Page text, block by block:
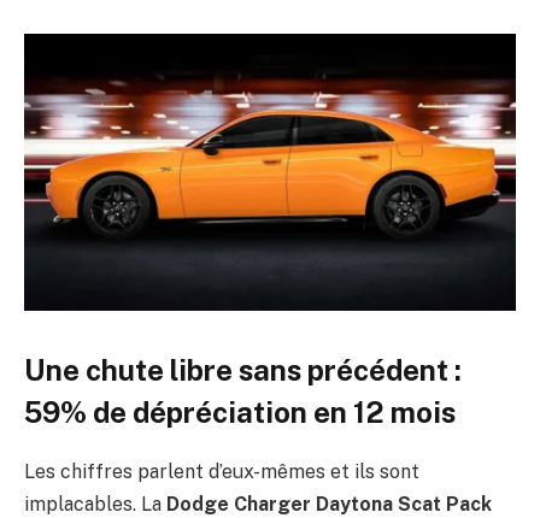
Une chute libre sans précédent :
59% de dépréciation en 12 mois
Les chiffres parlent d’eux-mêmes et ils sont
implacables. La Dodge Charger Daytona Scat Pack